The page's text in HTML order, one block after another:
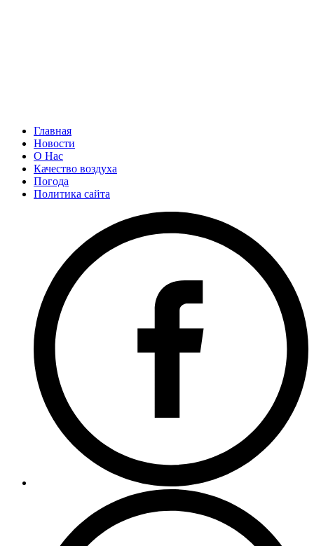
Главная
Новости
О Нас
Качество воздуха
Погода
Политика сайта